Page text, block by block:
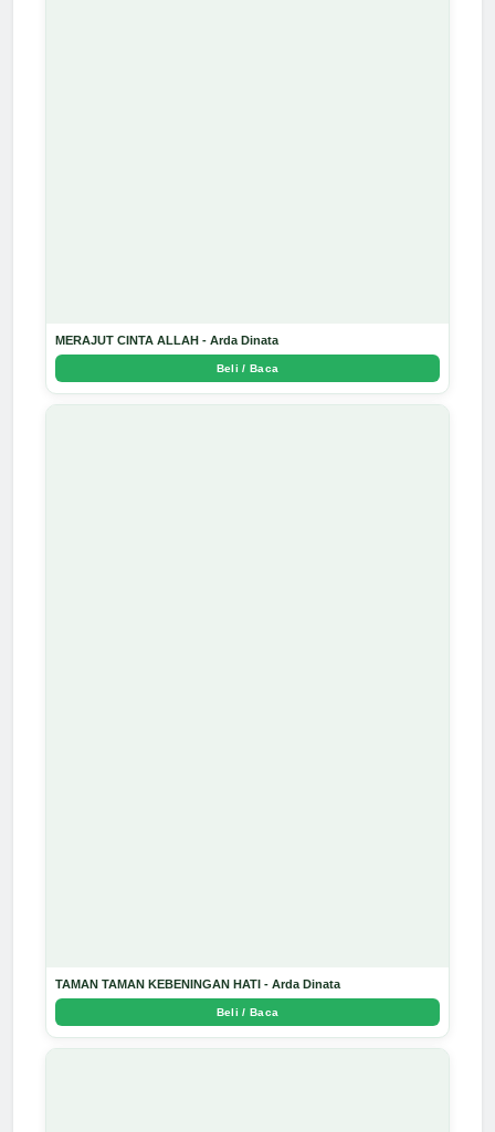
MERAJUT CINTA ALLAH - Arda Dinata
Beli / Baca
TAMAN TAMAN KEBENINGAN HATI - Arda Dinata
Beli / Baca